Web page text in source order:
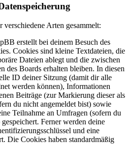
Arten gesammelt:
erstellt bei deinem Besuch des
Cookies sind kleine Textdateien, die
Dateien ablegt und die zwischen
des Boards erhalten bleiben. In diesen
ID deiner Sitzung (damit dir alle
werden können), Informationen
Beiträge (zur Markierung dieser als
du nicht angemeldet bist) sowie
Teilnahme an Umfragen (sofern du
Ferner werden deine
und eine
Die Cookies haben standardmäßig